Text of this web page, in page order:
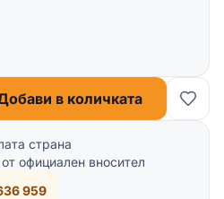
в количката
страна
официален вносител
959